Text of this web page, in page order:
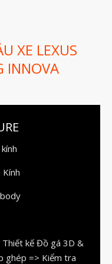
Dụng
Hệ
XE LEXUS
INNOVA
Thiết kế Đồ gá 3D &
ghép => Kiểm tra